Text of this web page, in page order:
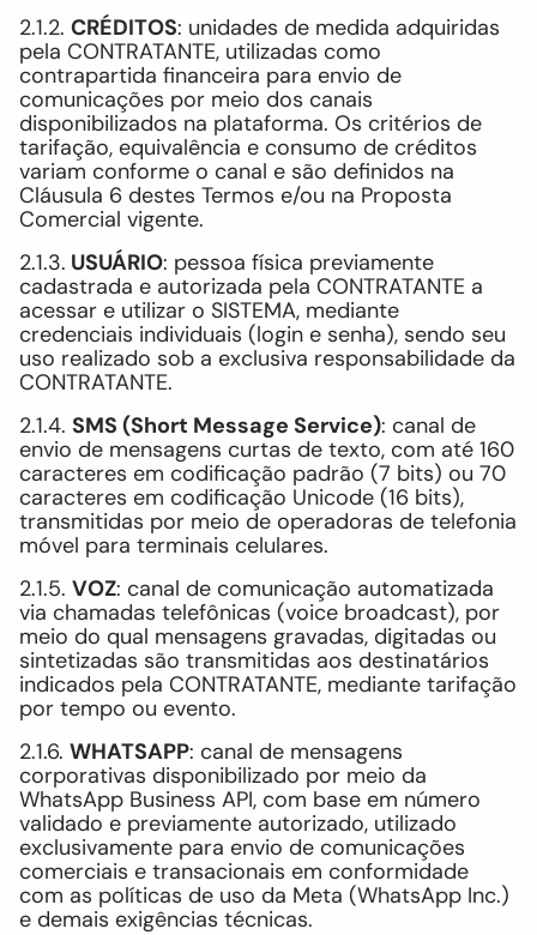
2.1.2. CRÉDITOS: unidades de medida adquiridas
pela CONTRATANTE, utilizadas como
contrapartida financeira para envio de
comunicações por meio dos canais
disponibilizados na plataforma. Os critérios de
tarifação, equivalência e consumo de créditos
variam conforme o canal e são definidos na
Cláusula 6 destes Termos e/ou na Proposta
Comercial vigente.
2.1.3. USUÁRIO: pessoa física previamente
cadastrada e autorizada pela CONTRATANTE a
acessar e utilizar o SISTEMA, mediante
credenciais individuais (login e senha), sendo seu
uso realizado sob a exclusiva responsabilidade da
CONTRATANTE.
2.1.4. SMS (Short Message Service): canal de
envio de mensagens curtas de texto, com até 160
caracteres em codificação padrão (7 bits) ou 70
caracteres em codificação Unicode (16 bits),
transmitidas por meio de operadoras de telefonia
móvel para terminais celulares.
2.1.5. VOZ: canal de comunicação automatizada
via chamadas telefônicas (voice broadcast), por
meio do qual mensagens gravadas, digitadas ou
sintetizadas são transmitidas aos destinatários
indicados pela CONTRATANTE, mediante tarifação
por tempo ou evento.
2.1.6. WHATSAPP: canal de mensagens
corporativas disponibilizado por meio da
WhatsApp Business API, com base em número
validado e previamente autorizado, utilizado
exclusivamente para envio de comunicações
comerciais e transacionais em conformidade
com as políticas de uso da Meta (WhatsApp Inc.)
e demais exigências técnicas.